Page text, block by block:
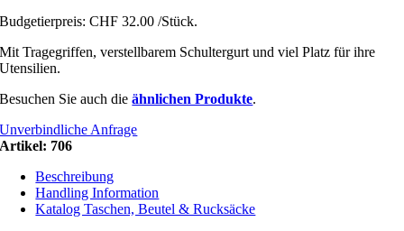
Budgetierpreis: CHF 32.00 /Stück.
Mit Tragegriffen, verstellbarem Schultergurt und viel Platz für ihre
Utensilien.
Besuchen Sie auch dieähnlichen Produkte.
Unverbindliche Anfrage
Artikel: 706
Beschreibung
Handling Information
Katalog Taschen, Beutel & Rucksäcke